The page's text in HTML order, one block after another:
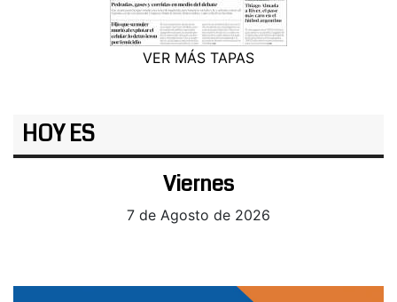
VER MÁS TAPAS
HOY ES
Viernes
7 de Agosto de 2026